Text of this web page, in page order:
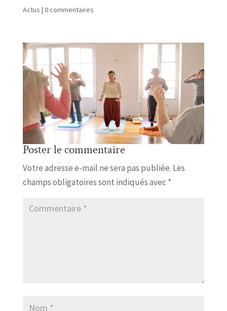
Actus | 0 commentaires
Poster le commentaire
Votre adresse e-mail ne sera pas publiée. Les
champs obligatoires sont indiqués avec *